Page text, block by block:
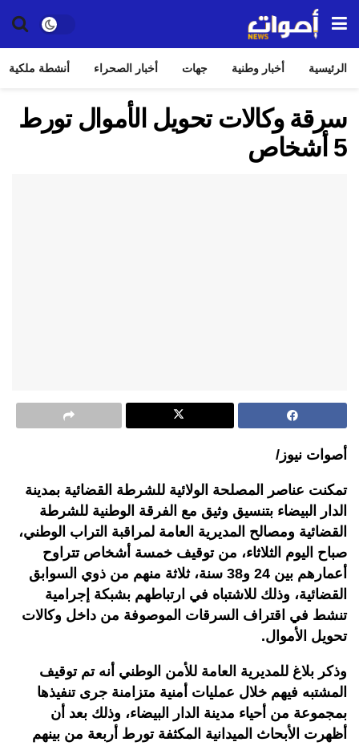
الرئيسية أخبار وطنية جهات أخبار الصحراء أنشطة ملكية
سرقة وكالات تحويل الأموال تورط
5 أشخاص
أصوات نيوز/
تمكنت عناصر المصلحة الولائية للشرطة القضائية بمدينة
الدار البيضاء بتنسيق وثيق مع الفرقة الوطنية للشرطة
القضائية ومصالح المديرية العامة لمراقبة التراب الوطني،
صباح اليوم الثلاثاء، من توقيف خمسة أشخاص تتراوح
أعمارهم بين 24 و38 سنة، ثلاثة منهم من ذوي السوابق
القضائية، وذلك للاشتباه في ارتباطهم بشبكة إجرامية
تنشط في اقتراف السرقات الموصوفة من داخل وكالات
تحويل الأموال.
وذكر بلاغ للمديرية العامة للأمن الوطني أنه تم توقيف
المشتبه فيهم خلال عمليات أمنية متزامنة جرى تنفيذها
بمجموعة من أحياء مدينة الدار البيضاء، وذلك بعد أن
أظهرت الأبحاث الميدانية المكثفة تورط أربعة من بينهم